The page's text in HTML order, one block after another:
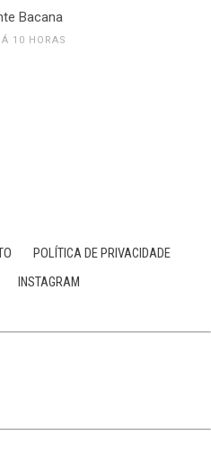
Bacana
10 HORAS
POLÍTICA DE PRIVACIDADE
INSTAGRAM